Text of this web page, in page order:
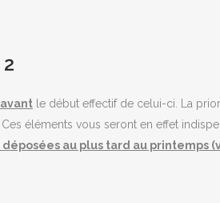
le début effectif de celui-ci. La
éléments vous seront en effet
au plus tard au printemps